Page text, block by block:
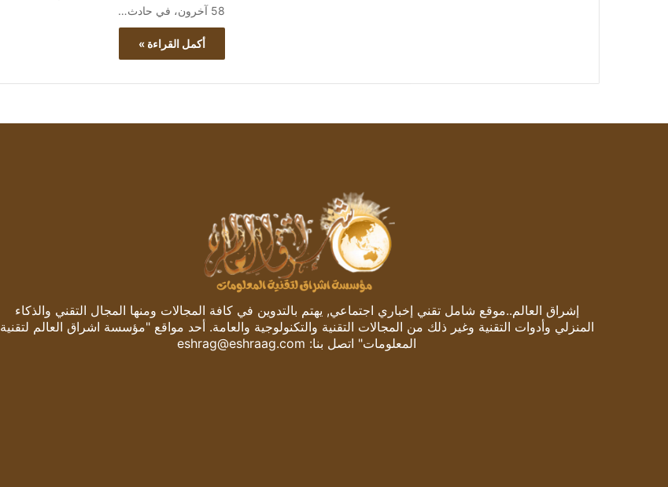
58 آخرون، في حادث…
أكمل القراءة »
إشراق العالم..موقع شامل تقني إخباري اجتماعي, يهتم بالتدوين في كافة المجالات ومنها المجال التقني والذكاء
المنزلي وأدوات التقنية وغير ذلك من المجالات التقنية والتكنولوجية والعامة. أحد مواقع "مؤسسة اشراق العالم لتقنية
المعلومات" اتصل بنا: eshrag@eshraag.com